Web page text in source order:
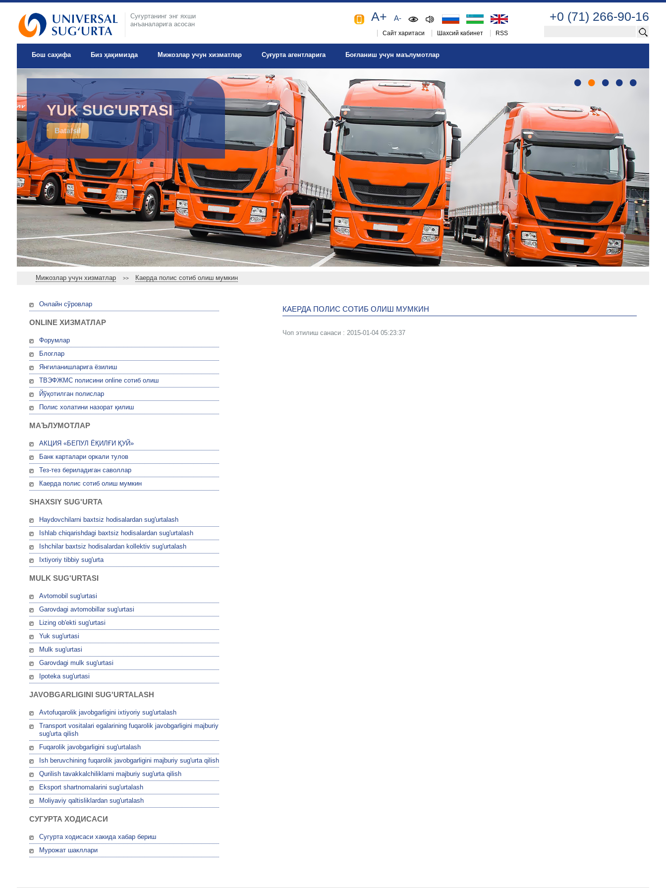
Суғуртанинг энг яхши
анъаналарига асосан
+0 (71) 266-90-16
A+ A-
Сайт харитаси Шахсий кабинет RSS
Бош саҳифа Биз ҳақимизда Мижозлар учун хизматлар Суғурта агентларига Боғланиш учун маълумотлар
IXTIYORIY TIBBIY
SUG'URTA
Batafsil
YUK SUG'URTASI
Batafsil
• • • • •
Мижозлар учун хизматлар >> Каерда полис сотиб олиш мумкин
Онлайн сўровлар
ONLINE ХИЗМАТЛАР
Форумлар
Блоглар
Янгиланишларига ёзилиш
ТВЭФЖМС полисини online сотиб олиш
Йўқотилган полислар
Полис холатини назорат қилиш
МАЪЛУМОТЛАР
АКЦИЯ «БЕПУЛ ЁҚИЛҒИ ҚУЙ»
Банк карталари оркали тулов
Тез-тез бериладиган саволлар
Каерда полис сотиб олиш мумкин
SHAXSIY SUG'URTA
Haydovchilarni baxtsiz hodisalardan sug'urtalash
Ishlab chiqarishdagi baxtsiz hodisalardan sug'urtalash
Ishchilar baxtsiz hodisalardan kollektiv sug'urtalash
Ixtiyoriy tibbiy sug'urta
MULK SUG'URTASI
Avtomobil sug'urtasi
Garovdagi avtomobillar sug'urtasi
Lizing ob'ekti sug'urtasi
Yuk sug'urtasi
Mulk sug'urtasi
Garovdagi mulk sug'urtasi
Ipoteka sug'urtasi
JAVOBGARLIGINI SUG'URTALASH
Avtofuqarolik javobgarligini ixtiyoriy sug'urtalash
Transport vositalari egalarining fuqarolik javobgarligini majburiy
sug'urta qilish
Fuqarolik javobgarligini sug'urtalash
Ish beruvchining fuqarolik javobgarligini majburiy sug'urta qilish
Qurilish tavakkalchiliklarni majburiy sug'urta qilish
Eksport shartnomalarini sug'urtalash
Moliyaviy qaltisliklardan sug'urtalash
СУГУРТА ХОДИСАСИ
Сугурта ходисаси хакида хабар бериш
Мурожат шакллари
КАЕРДА ПОЛИС СОТИБ ОЛИШ МУМКИН
Чоп этилиш санаси : 2015-01-04 05:23:37